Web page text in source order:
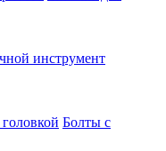
инструмент
Болты с